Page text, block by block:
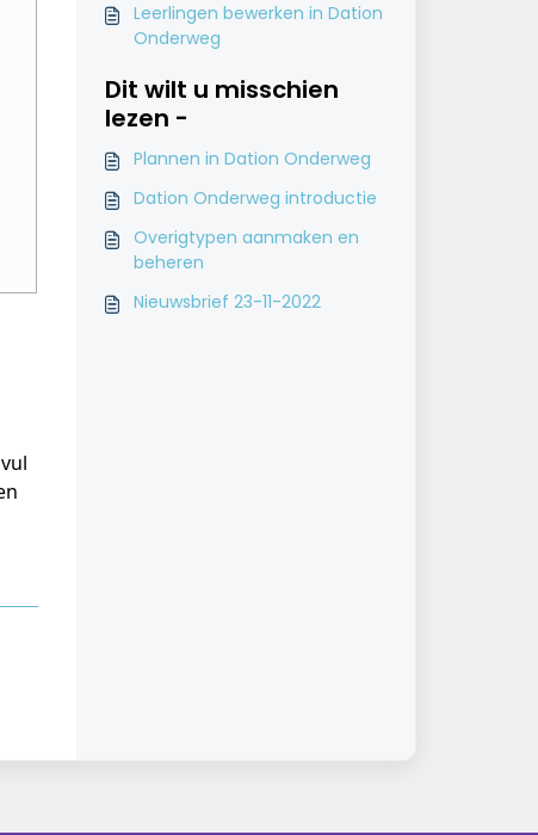
Leerlingen bewerken in Dation
Onderweg
Dit wilt u misschien
lezen -
Plannen in Dation Onderweg
Dation Onderweg introductie
Overigtypen aanmaken en
beheren
Nieuwsbrief 23-11-2022